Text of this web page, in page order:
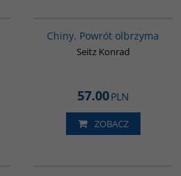
Chiny. Powrót olbrzyma
Seitz Konrad
57.00PLN
ZOBACZ